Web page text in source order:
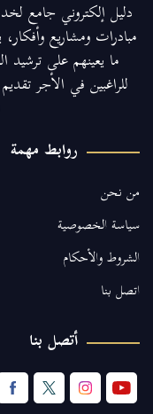
دليل إلكتروني جامع
مبادرات ومشاريع
ما يعينهم على ترشيد
للراغبين في الأجر
روابط مهمة
من نحن
سياسة الخصوصية
الشروط والأحكام
اتصل بنا
أتصل بنا